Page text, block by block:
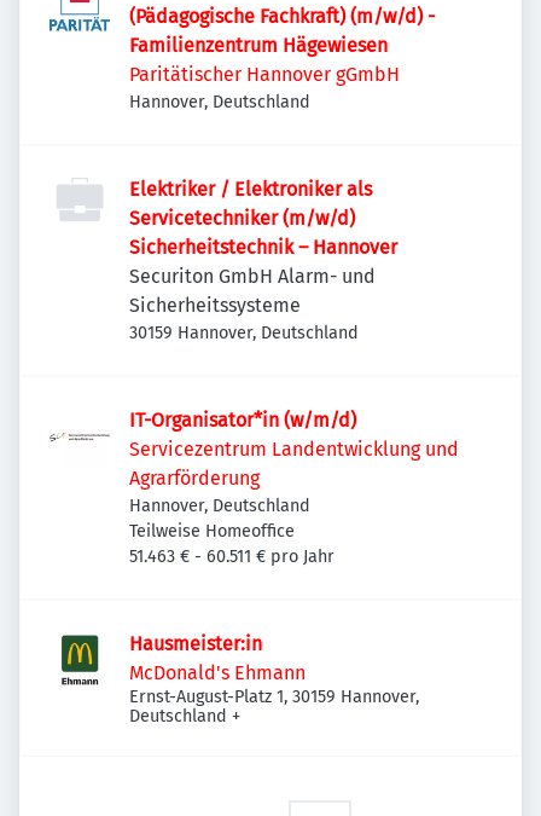
(Pädagogische Fachkraft) (m/w/d) -
Familienzentrum Hägewiesen
Paritätischer Hannover gGmbH
Hannover, Deutschland
Elektriker / Elektroniker als
Servicetechniker (m/w/d)
Sicherheitstechnik – Hannover
Securiton GmbH Alarm- und
Sicherheitssysteme
30159 Hannover, Deutschland
IT-Organisator*in (w/m/d)
Servicezentrum Landentwicklung und
Agrarförderung
Hannover, Deutschland
Teilweise Homeoffice
51.463 € - 60.511 € pro Jahr
Hausmeister:in
McDonald's Ehmann
Ernst-August-Platz 1, 30159 Hannover,
Deutschland +